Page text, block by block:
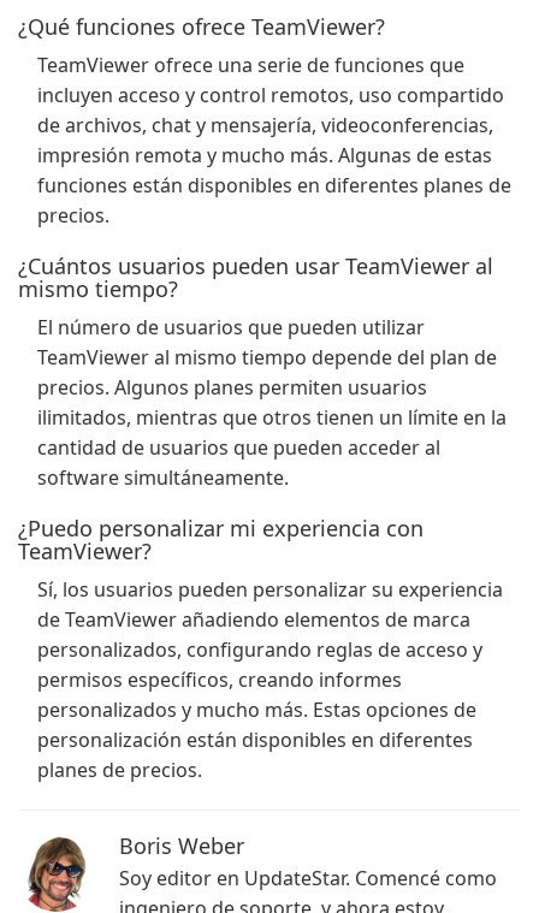
¿Qué funciones ofrece TeamViewer?
TeamViewer ofrece una serie de funciones que
incluyen acceso y control remotos, uso compartido
de archivos, chat y mensajería, videoconferencias,
impresión remota y mucho más. Algunas de estas
funciones están disponibles en diferentes planes de
precios.
¿Cuántos usuarios pueden usar TeamViewer al
mismo tiempo?
El número de usuarios que pueden utilizar
TeamViewer al mismo tiempo depende del plan de
precios. Algunos planes permiten usuarios
ilimitados, mientras que otros tienen un límite en la
cantidad de usuarios que pueden acceder al
software simultáneamente.
¿Puedo personalizar mi experiencia con
TeamViewer?
Sí, los usuarios pueden personalizar su experiencia
de TeamViewer añadiendo elementos de marca
personalizados, configurando reglas de acceso y
permisos específicos, creando informes
personalizados y mucho más. Estas opciones de
personalización están disponibles en diferentes
planes de precios.
Boris Weber
Soy editor en UpdateStar. Comencé como